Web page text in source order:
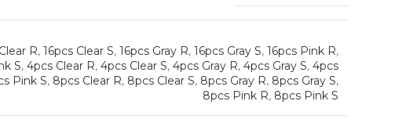
R, 16pcs Clear S, 16pcs Gray R, 16pcs Gray S, 16pcs Pink R,
S, 4pcs Clear R, 4pcs Clear S, 4pcs Gray R, 4pcs Gray S, 4pcs
Pink S, 8pcs Clear R, 8pcs Clear S, 8pcs Gray R, 8pcs Gray S,
8pcs Pink R, 8pcs Pink S